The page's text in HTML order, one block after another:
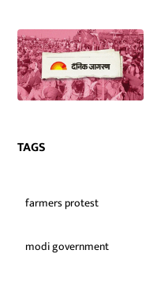
TAGS
farmers protest
modi government